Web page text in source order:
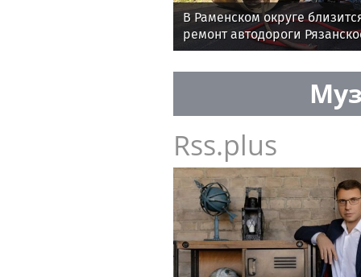
В Раменском округе
ремонт автодороги
Рыболово
Rss.plus